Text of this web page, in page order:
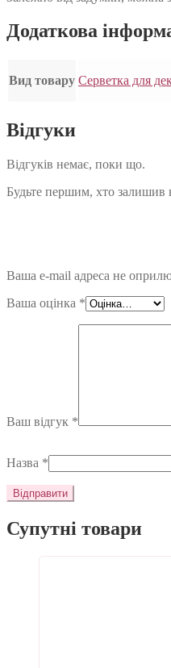
Додаткова
Вид товару Серветка для
Відгуки
Відгуків немає, поки що.
Будьте першим, хто залишив
Ваша e-mail адреса не
Ваша оцінка *
Ваш відгук *
Назва *
Супутні товари